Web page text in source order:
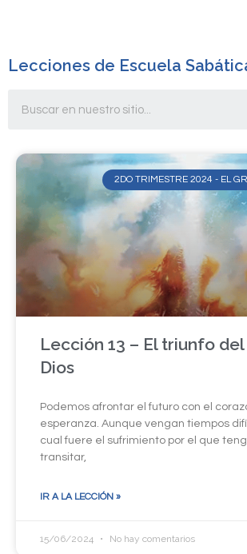
Lecciones de Escuela
2DO TRIMESTRE 2024 - EL
Lección 13 – El triunfo
Dios
Podemos afrontar el futuro con el
esperanza. Aunque vengan tiempos
cual fuere el sufrimiento por el que
transitar,
IR A LA LECCIÓN »
15/06/2024 No hay comentarios